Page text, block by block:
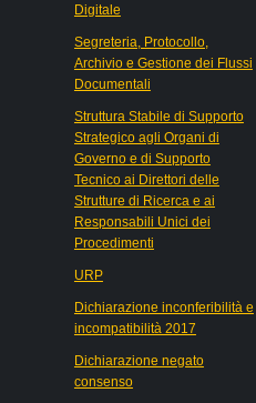
Digitale
Segreteria, Protocollo,
Archivio e Gestione dei Flussi
Documentali
Struttura Stabile di Supporto
Strategico agli Organi di
Governo e di Supporto
Tecnico ai Direttori delle
Strutture di Ricerca e ai
Responsabili Unici dei
Procedimenti
URP
Dichiarazione inconferibilità e
incompatibilità 2017
Dichiarazione negato
consenso